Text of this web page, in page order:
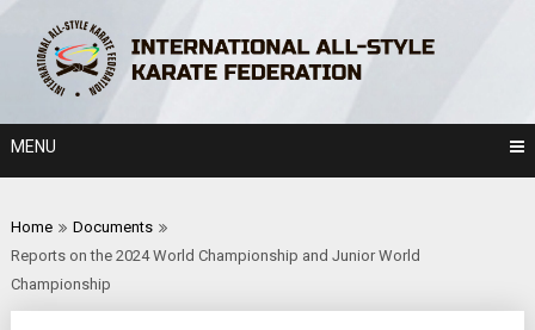
content
MENU
Home
Documents
Reports on the 2024 World Championship and Junior World
Championship